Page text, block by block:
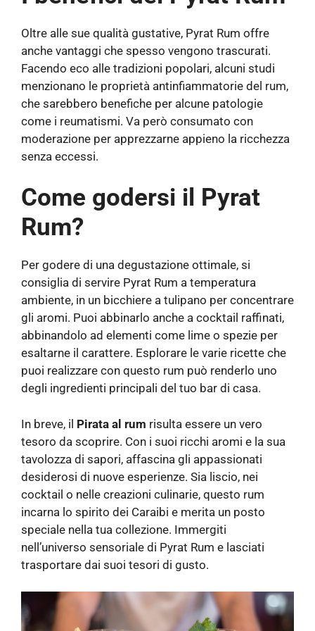
Oltre alle sue qualità gustative, Pyrat Rum offre
anche vantaggi che spesso vengono trascurati.
Facendo eco alle tradizioni popolari, alcuni studi
menzionano le proprietà antinfiammatorie del rum,
che sarebbero benefiche per alcune patologie
come i reumatismi. Va però consumato con
moderazione per apprezzarne appieno la ricchezza
senza eccessi.
Come godersi il Pyrat
Rum?
Per godere di una degustazione ottimale, si
consiglia di servire Pyrat Rum a temperatura
ambiente, in un bicchiere a tulipano per concentrare
gli aromi. Puoi abbinarlo anche a cocktail raffinati,
abbinandolo ad elementi come lime o spezie per
esaltarne il carattere. Esplorare le varie ricette che
puoi realizzare con questo rum può renderlo uno
degli ingredienti principali del tuo bar di casa.
In breve, il Pirata al rum risulta essere un vero
tesoro da scoprire. Con i suoi ricchi aromi e la sua
tavolozza di sapori, affascina gli appassionati
desiderosi di nuove esperienze. Sia liscio, nei
cocktail o nelle creazioni culinarie, questo rum
incarna lo spirito dei Caraibi e merita un posto
speciale nella tua collezione. Immergiti
nell’universo sensoriale di Pyrat Rum e lasciati
trasportare dai suoi tesori di gusto.